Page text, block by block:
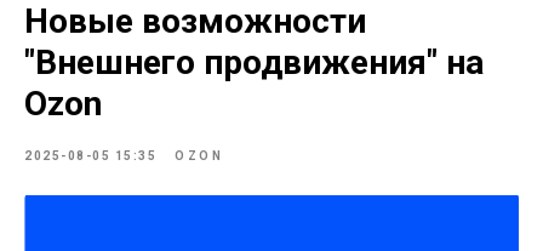
Новые возможности
"Внешнего продвижения" на
Ozon
2025-08-05 15:35 OZON